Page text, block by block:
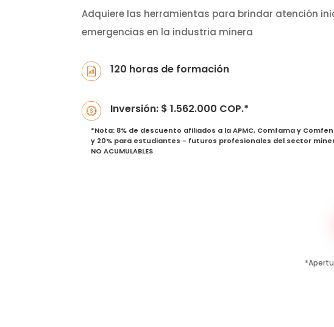
Adquiere las herramientas para brindar atención
emergencias en la industria minera
120 horas de formación
Inversión: $ 1.562.000 COP.*
*Nota: 8% de descuento afiliados a la APMC, Comfama y
y 20% para estudiantes - futuros profesionales del sector minero.
NO ACUMULABLES